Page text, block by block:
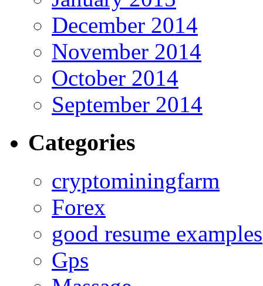
December 2014
November 2014
October 2014
September 2014
Categories
cryptominingfarm
Forex
good resume examples
Gps